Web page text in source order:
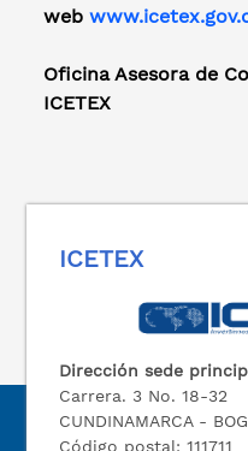
web
Oficina Asesora de
ICETEX
ICETEX
Dirección sede
Carrera. 3 No. 18-32
CUNDINAMARCA -
Código postal: 111711